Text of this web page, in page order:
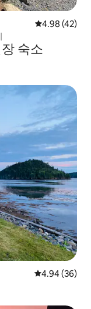
평점 4.98점(5
4.98 (42)
숙소
평점 4.94점(5
4.94 (36)